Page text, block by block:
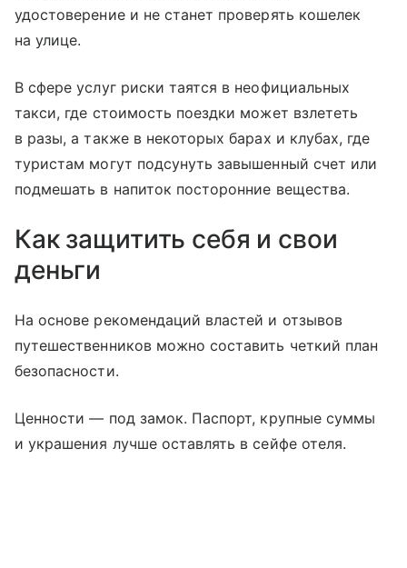
удостоверение и не станет проверять кошелек
на улице.
В сфере услуг риски таятся в неофициальных
такси, где стоимость поездки может взлететь
в разы, а также в некоторых барах и клубах, где
туристам могут подсунуть завышенный счет или
подмешать в напиток посторонние вещества.
Как защитить себя и свои
деньги
На основе рекомендаций властей и отзывов
путешественников можно составить четкий план
безопасности.
Ценности — под замок. Паспорт, крупные суммы
и украшения лучше оставлять в сейфе отеля.